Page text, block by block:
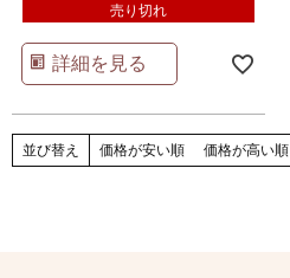
売り切れ
詳細を見る
並び替え 価格が安い順 価格が高い順